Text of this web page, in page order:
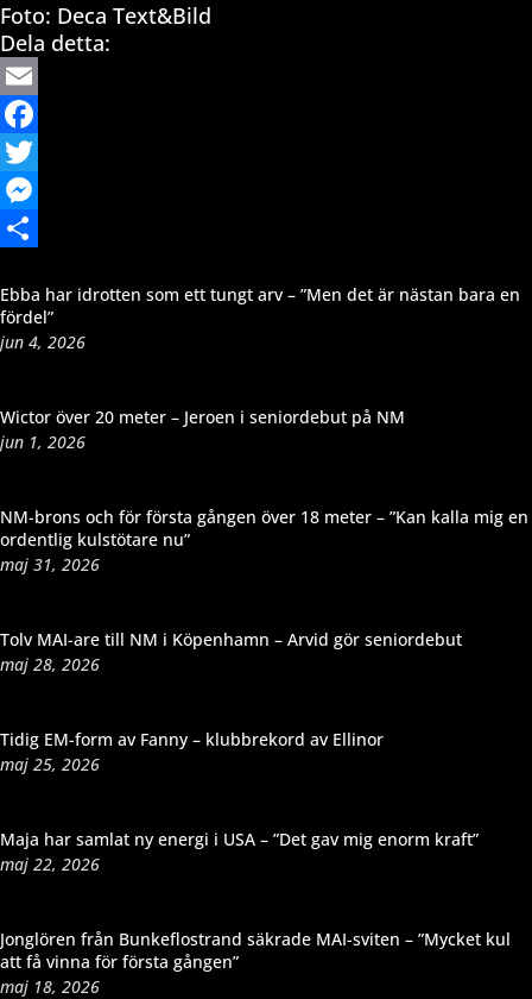
Foto: Deca Text&Bild
Dela detta:
Email
Facebook
Twitter
Messenger
Ebba har idrotten som ett tungt arv – ”Men det är nästan bara en
fördel”
jun 4, 2026
Wictor över 20 meter – Jeroen i seniordebut på NM
jun 1, 2026
NM-brons och för första gången över 18 meter – ”Kan kalla mig en
ordentlig kulstötare nu”
maj 31, 2026
Tolv MAI-are till NM i Köpenhamn – Arvid gör seniordebut
maj 28, 2026
Tidig EM-form av Fanny – klubbrekord av Ellinor
maj 25, 2026
Maja har samlat ny energi i USA – ”Det gav mig enorm kraft”
maj 22, 2026
Jonglören från Bunkeflostrand säkrade MAI-sviten – ”Mycket kul
att få vinna för första gången”
maj 18, 2026